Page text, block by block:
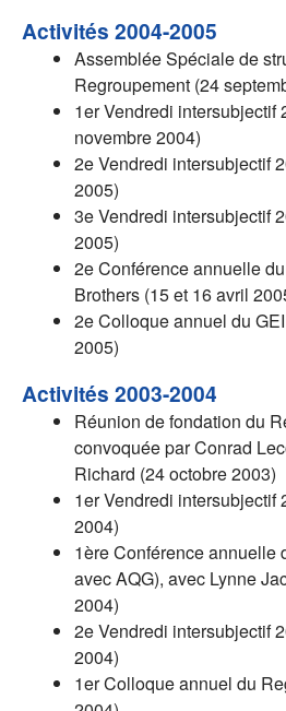
Activités 2004-2005
Assemblée Spéciale de
Regroupement (24
1er Vendredi intersubjectif
novembre 2004)
2e Vendredi intersubjectif
2005)
3e Vendredi intersubjectif
2005)
2e Conférence annuelle
Brothers (15 et 16 avril
2e Colloque annuel du
2005)
Activités 2003-2004
Réunion de fondation du
convoquée par Conrad
Richard (24 octobre 2003)
1er Vendredi intersubjectif
2004)
1ère Conférence annuelle
avec AQG), avec Lynne
2004)
2e Vendredi intersubjectif
2004)
1er Colloque annuel du